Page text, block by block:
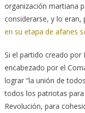
organización martiana
considerarse, y lo eran,
en su etapa de afanes
Si el partido creado por
encabezado por el
lograr “la unión de
todos los patriotas para
Revolución, para